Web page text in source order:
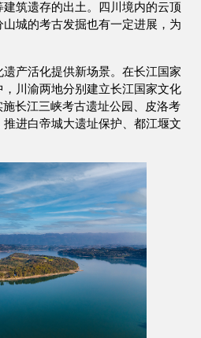
筑遗存的出土。四川境内的云顶
城的考古发掘也有一定进展，为
产活化提供新场景。在长江国家
川渝两地分别建立长江国家文化
长江三峡考古遗址公园、皮洛考
进白帝城大遗址保护、都江堰文